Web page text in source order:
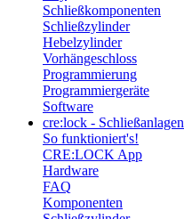
Schließkomponenten
Schließzylinder
Hebelzylinder
Vorhängeschloss
Programmierung
Programmiergeräte
Software
cre:lock - Schließanlagen
So funktioniert's!
CRE:LOCK App
Hardware
FAQ
Komponenten